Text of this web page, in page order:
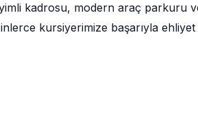
kadrosu, modern araç parkuru
kursiyerimize başarıyla ehliyet